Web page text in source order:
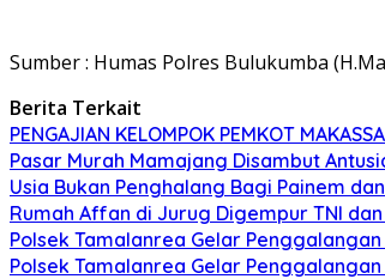
Sumber : Humas Polres Bulukumba
Berita Terkait
PENGAJIAN KELOMPOK PEMKOT
Pasar Murah Mamajang Disambut
Usia Bukan Penghalang Bagi Painem
Rumah Affan di Jurug Digempur TNI
Polsek Tamalanrea Gelar
Polsek Tamalanrea Gelar